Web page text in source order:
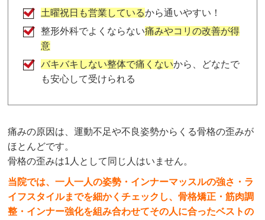
土曜祝日も営業しているから通いやすい！
整形外科でよくならない痛みやコリの改善が得
意
バキバキしない整体で痛くないから、どなたで
も安心して受けられる
痛みの原因は、運動不足や不良姿勢からくる骨格の歪みが
ほとんどです。
骨格の歪みは1人として同じ人はいません。
当院では、一人一人の姿勢・インナーマッスルの強さ・ラ
イフスタイルまでを細かくチェックし、骨格矯正・筋肉調
整・インナー強化を組み合わせてその人に合ったベストの